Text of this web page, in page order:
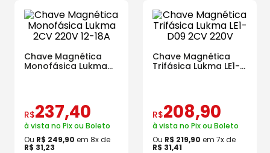
Chave Magnética
Monofásica Lukma
R$237,40
à vista no Pix ou Boleto
Ou R$ 249,90 em 8x de
R$ 31,23
Chave Magnética
Trifásica Lukma LE1-
R$208,90
à vista no Pix ou Boleto
Ou R$ 219,90 em 7x de
R$ 31,41